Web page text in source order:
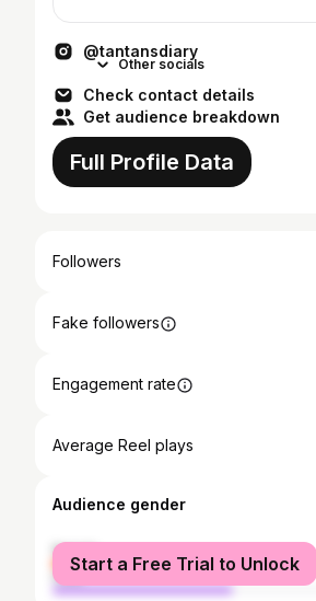
@tantansdiary
Other socials
Check contact details
Get audience breakdown
Full Profile Data
Followers
Fake followers
Engagement rate
Average Reel plays
Audience gender
female
male
Start a Free Trial to Unlock